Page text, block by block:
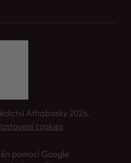
Athabasky 2026.
cookies
pomocí Google